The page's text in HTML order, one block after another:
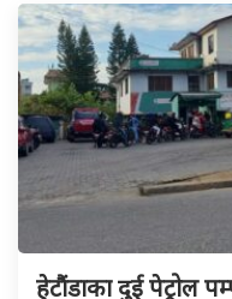
हेटौंडाका दुई पेट्रोल